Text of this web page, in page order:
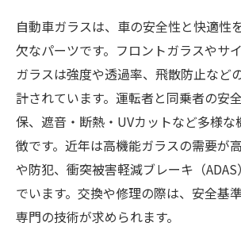
自動車ガラスは、車の安全性と快適性
欠なパーツです。フロントガラスやサ
ガラスは強度や透過率、飛散防止など
計されています。運転者と同乗者の安
保、遮音・断熱・UVカットなど多様
徴です。近年は高機能ガラスの需要が
や防犯、衝突被害軽減ブレーキ（
でいます。交換や修理の際は、安全基
専門の技術が求められます。